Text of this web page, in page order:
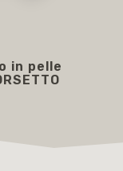
in pelle